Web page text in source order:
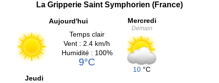
La Gripperie Saint Symphorien (France)
Aujourd'hui
Temps clair
Vent : 2.4 km/h
Humidité : 100%
9°C
Mercredi
Demain
10 °C
Jeudi